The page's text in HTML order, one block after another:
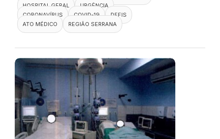
HOSPITAL GERAL
URGÊNCIA
CORONAVÍRUS
COVID-19
DEFIS
ATO MÉDICO
REGIÃO SERRANA